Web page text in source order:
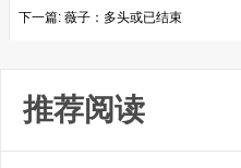
下一篇: 薇子：多头或已结束
推荐阅读